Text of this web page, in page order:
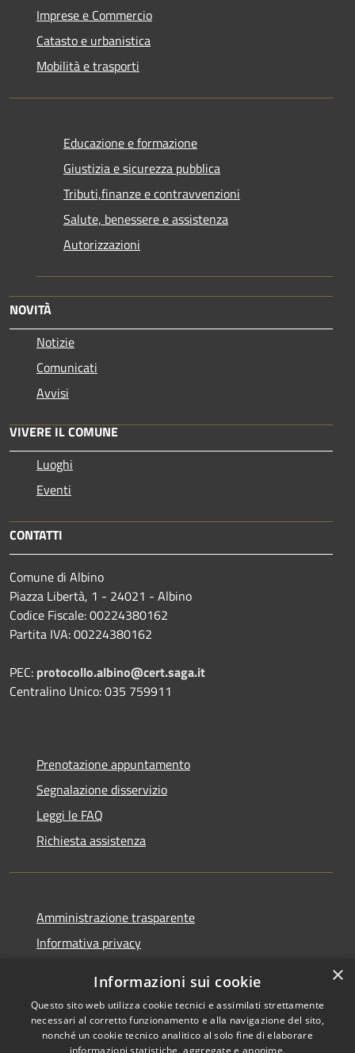
Imprese e Commercio
Catasto e urbanistica
Mobilità e trasporti
Educazione e formazione
Giustizia e sicurezza pubblica
Tributi,finanze e contravvenzioni
Salute, benessere e assistenza
Autorizzazioni
NOVITÀ
Notizie
Comunicati
Avvisi
VIVERE IL COMUNE
Luoghi
Eventi
CONTATTI
Comune di Albino
Piazza Libertà, 1 - 24021 - Albino
Codice Fiscale: 00224380162
Partita IVA: 00224380162
PEC: protocollo.albino@cert.saga.it
Centralino Unico: 035 759911
Prenotazione appuntamento
Segnalazione disservizio
Leggi le FAQ
Richiesta assistenza
Amministrazione trasparente
Informativa privacy
Dichiarazione di accessibilità
×
Informazioni sui cookie
Questo sito web utilizza cookie tecnici e assimilati strettamente
necessari al corretto funzionamento e alla navigazione del sito,
nonché un cookie tecnico analitico al solo fine di elaborare
informazioni statistiche, aggregate e anonime.